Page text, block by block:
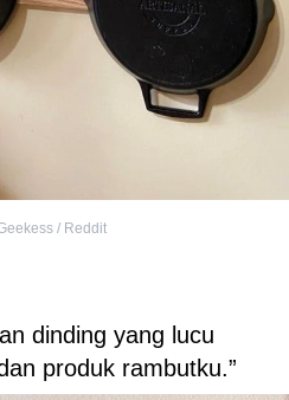
/ Reddit
dinding yang lucu
produk rambutku.”